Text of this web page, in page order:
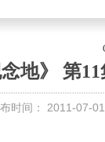
念地》 第
时间： 2011-07-